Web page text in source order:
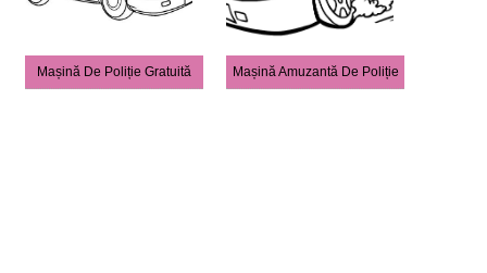
Mașină De Poliție Gratuită Mașină Amuzantă De Poliție